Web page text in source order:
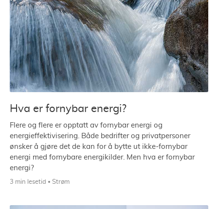
Hva er fornybar energi?
Flere og flere er opptatt av fornybar energi og
energieffektivisering. Både bedrifter og privatpersoner
ønsker å gjøre det de kan for å bytte ut ikke-fornybar
energi med fornybare energikilder. Men hva er fornybar
energi?
3 min lesetid Strøm